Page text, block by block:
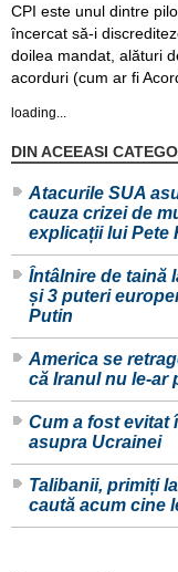
CPI este unul dintre
încercat să-i
doilea mandat, alături
acorduri (cum ar fi
loading...
DIN ACEEASI
Atacurile SUA
cauza crizei de
explicații lui Pete
Întâlnire de taină
și 3 puteri
Putin
America se
că Iranul nu le-ar
Cum a fost evitat
asupra Ucrainei
Talibanii, primiți
caută acum cine